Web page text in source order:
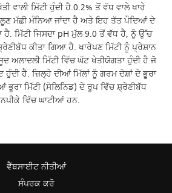
ਵਾਲੀ ਮਿੱਟੀ ਹੁੰਦੀ ਹੈ.0.2% ਤੋਂ ਵੱਧ ਵਾਲੇ ਖਾਰੇ
ਲੂਣ ਮੱਛੀ ਮੰਨਿਆ ਜਾਂਦਾ ਹੈ ਅਤੇ ਇਹ ਤੱਤ ਪੌਦਿਆਂ ਦੇ
ਹੈ. ਮਿੱਟੀ ਜਿਸਦਾ pH ਮੁੱਲ 9.0 ਤੋਂ ਵੱਧ ਹੈ, ਨੂੰ ਉੱਚ
ਕੀਤਾ ਗਿਆ ਹੈ. ਖਾਰੇਪਣ ਮਿੱਟੀ ਨੂੰ ਪ੍ਰੇਸ਼ਾਨ
ਅਲਾਦਲੀ ਮਿੱਟੀ ਵਿੱਚ ਘੱਟ ਖੇਤੀਯੋਗਤਾ ਹੁੰਦੀ ਹੈ ਜੋ
ਹੈ. ਜ਼ਿਲ੍ਹੇ ਦੀਆਂ ਮਿੱਲਾਂ ਨੂੰ ਗਰਮ ਦੇਸ਼ਾਂ ਦੇ ਭੂਰਾ
ਮਿੱਟੀ (ਸੋਲਿਨਿਡ) ਦੇ ਰੂਪ ਵਿੱਚ ਸ਼੍ਰੇਣੀਬੱਧ
ਵਿੱਚ ਘਾਟੀਆਂ ਹਨ.
ਵੈੱਬਸਾਈਟ ਨੀਤੀਆਂ
ਸੰਪਰਕ ਕਰੋ